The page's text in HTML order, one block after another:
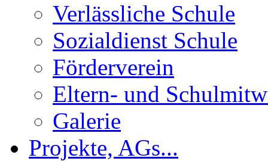
Verlässliche Schule
Sozialdienst Schule
Förderverein
Eltern- und
Galerie
Projekte, AGs...